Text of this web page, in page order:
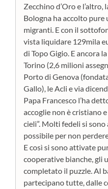
Zecchino d’Oro e
Bologna ha accolto pure
migranti. E con il
vista liquidare 129mila
di Topo Gigio. E ancora
Torino (2,6 milioni
Porto di Genova
Gallo), le Acli e via
Papa Francesco l’ha
accoglie non è cristiano
cieli”. Molti fedeli si
possibile per non
E così si sono attivate
cooperative bianche, gli
completato il puzzle. Al
partecipano tutte, dalle